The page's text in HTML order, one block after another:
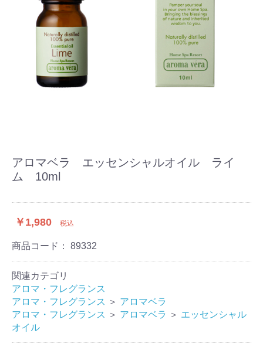
アロマベラ エッセンシャルオイル ライ
ム 10ml
￥1,980 税込
商品コード： 89332
関連カテゴリ
アロマ・フレグランス
アロマ・フレグランス ＞ アロマベラ
アロマ・フレグランス ＞ アロマベラ ＞ エッセンシャル
オイル